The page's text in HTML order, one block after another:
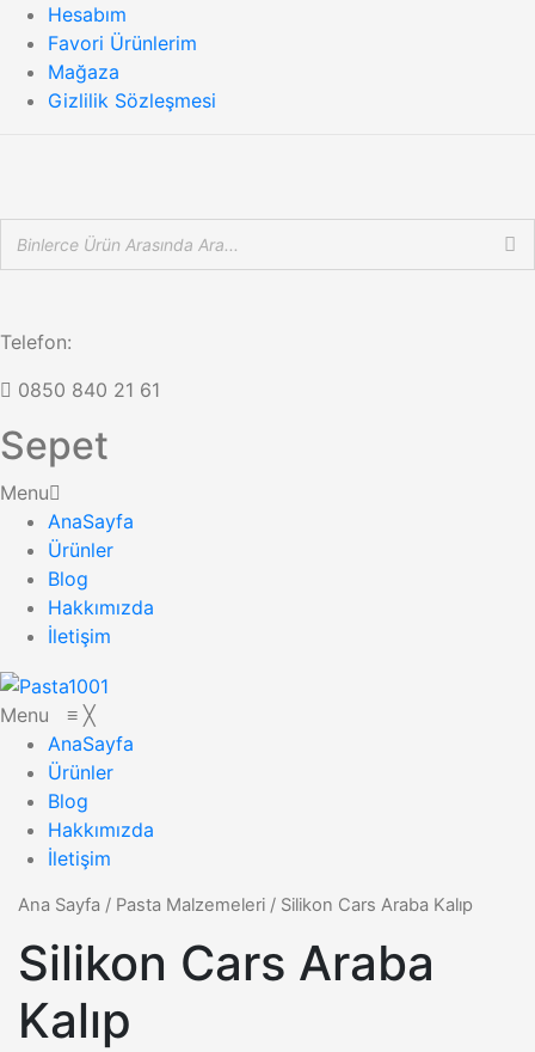
Hesabım
Favori Ürünlerim
Mağaza
Gizlilik Sözleşmesi
Telefon:
0850 840 21 61
Sepet
Menu
AnaSayfa
Ürünler
Blog
Hakkımızda
İletişim
Menu ≡ ╳
AnaSayfa
Ürünler
Blog
Hakkımızda
İletişim
Ana Sayfa / Pasta Malzemeleri / Silikon Cars Araba Kalıp
Silikon Cars Araba
Kalıp